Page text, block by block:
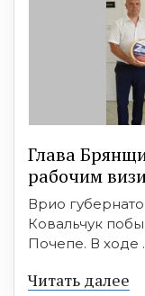
Глава
рабочим
Врио
Ковальчук
Почепе. В ходе
Читать далее